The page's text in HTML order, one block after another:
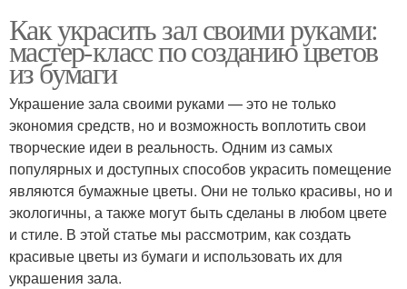
Как украсить зал своими руками:
мастер-класс по созданию цветов
из бумаги
Украшение зала своими руками — это не только
экономия средств, но и возможность воплотить свои
творческие идеи в реальность. Одним из самых
популярных и доступных способов украсить помещение
являются бумажные цветы. Они не только красивы, но и
экологичны, а также могут быть сделаны в любом цвете
и стиле. В этой статье мы рассмотрим, как создать
красивые цветы из бумаги и использовать их для
украшения зала.